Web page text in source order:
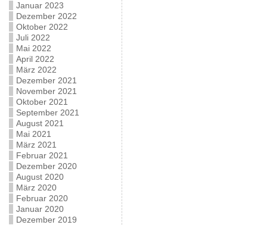
Januar 2023
Dezember 2022
Oktober 2022
Juli 2022
Mai 2022
April 2022
März 2022
Dezember 2021
November 2021
Oktober 2021
September 2021
August 2021
Mai 2021
März 2021
Februar 2021
Dezember 2020
August 2020
März 2020
Februar 2020
Januar 2020
Dezember 2019